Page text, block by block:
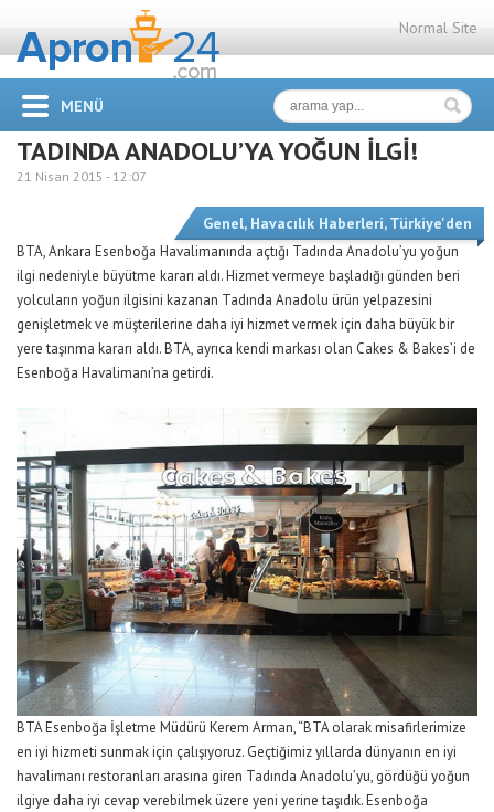
Normal Site
MENÜ
TADINDA ANADOLU’YA YOĞUN İLGİ!
21 Nisan 2015 - 12:07
Genel, Havacılık Haberleri,Türkiye'den
BTA, Ankara Esenboğa Havalimanında açtığı Tadında Anadolu’yu yoğun
ilgi nedeniyle büyütme kararı aldı. Hizmet vermeye başladığı günden beri
yolcuların yoğun ilgisini kazanan Tadında Anadolu ürün yelpazesini
genişletmek ve müşterilerine daha iyi hizmet vermek için daha büyük bir
yere taşınma kararı aldı. BTA, ayrıca kendi markası olan Cakes & Bakes’i de
Esenboğa Havalimanı’na getirdi.
BTA Esenboğa İşletme Müdürü Kerem Arman, “BTA olarak misafirlerimize
en iyi hizmeti sunmak için çalışıyoruz. Geçtiğimiz yıllarda dünyanın en iyi
havalimanı restoranları arasına giren Tadında Anadolu’yu, gördüğü yoğun
ilgiye daha iyi cevap verebilmek üzere yeni yerine taşıdık. Esenboğa